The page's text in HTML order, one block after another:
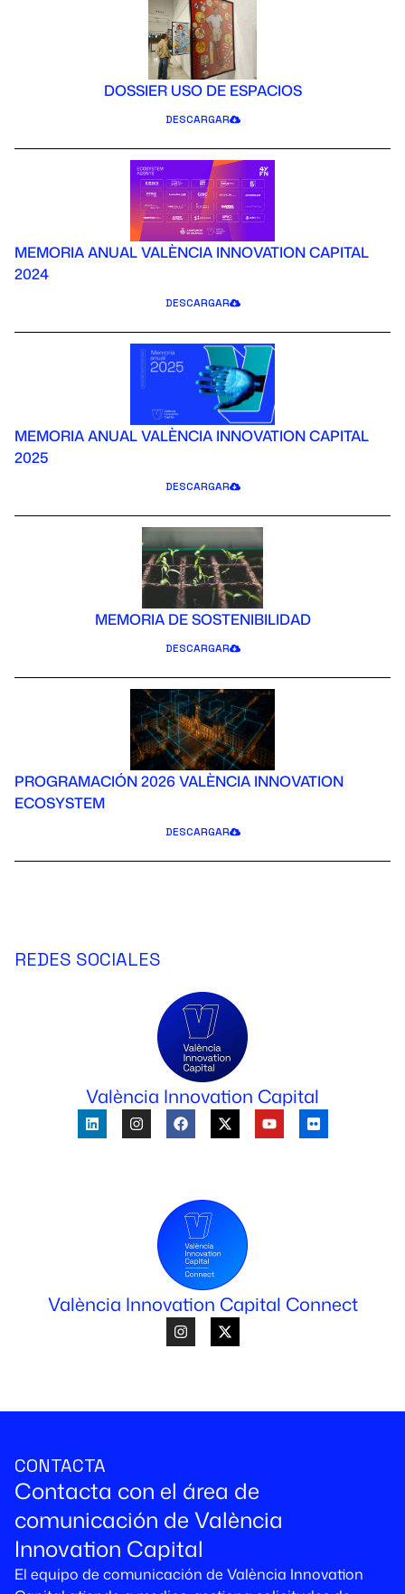
DOSSIER USO DE ESPACIOS
DESCARGAR
MEMORIA ANUAL VALÈNCIA INNOVATION CAPITAL
2024
DESCARGAR
MEMORIA ANUAL VALÈNCIA INNOVATION CAPITAL
2025
DESCARGAR
MEMORIA DE SOSTENIBILIDAD
DESCARGAR
PROGRAMACIÓN 2026 VALÈNCIA INNOVATION
ECOSYSTEM
DESCARGAR
REDES SOCIALES
València Innovation Capital
València Innovation Capital Connect
CONTACTA
Contacta con el área de
comunicación de València
Innovation Capital
El equipo de comunicación de València Innovation